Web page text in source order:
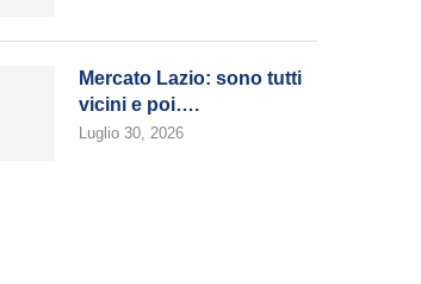
Mercato Lazio: sono tutti
vicini e poi….
Luglio 30, 2026